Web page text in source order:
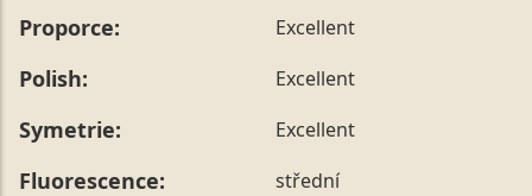
Proporce: Excellent
Polish: Excellent
Symetrie: Excellent
Fluorescence: střední